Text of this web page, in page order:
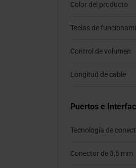
Color del producto
Teclas de
Control de volumen
Longitud de cable
Puertos e
Tecnología de
Conector de 3,5 mm